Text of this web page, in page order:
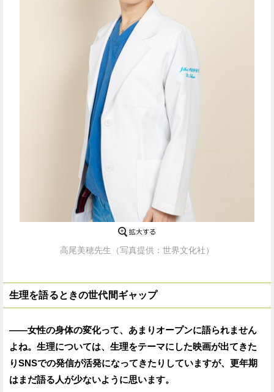
高尾美穂先生（写真提供：世界文化社）
生理を語るときの世代間ギャップ
——女性の身体の変化って、あまりオープンに語られません
よね。生理については、生理をテーマにした映画が出てきた
りSNSでの発信が活発になってきたりしていますが、更年期
はまだ語る人が少ないように思います。